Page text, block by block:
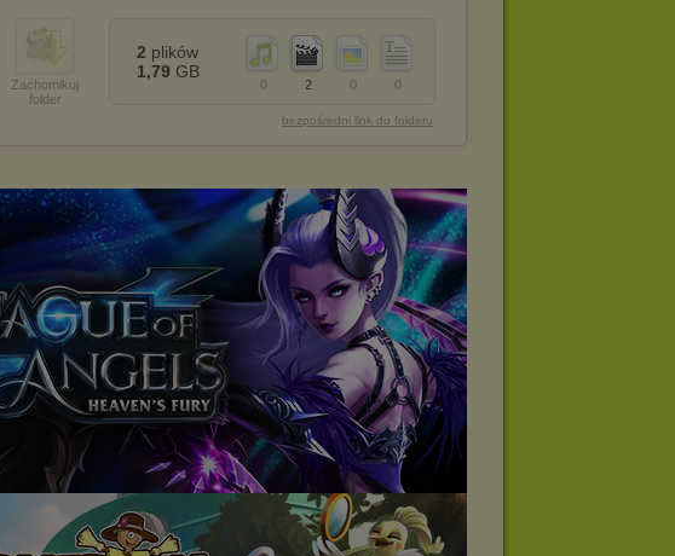
Zachomikuj
folder
0
0
2
0
2 plików
1,79 GB
bezpośredni link do folderu